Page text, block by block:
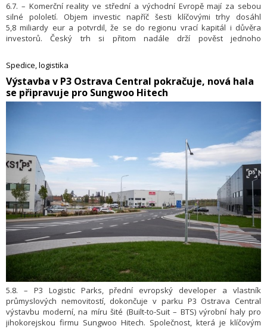
6.7. – Komerční reality ve střední a východní Evropě mají za sebou
silné pololetí. Objem investic napříč šesti klíčovými trhy dosáhl
5,8 miliardy eur a potvrdil, že se do regionu vrací kapitál i důvěra
investorů. Český trh si přitom nadále drží pověst jednoho
potvrzují i jedny z nejnižších výnosů prémiových nemovitostí v regionu.
Český kapitál zároveň stále výrazněji expanduje do zahraničí.
Nejvýrazněji je to vidět v Polsku, kde čeští investoři předstihli svou
aktivitou německý i americký kapitál.
Spedice, logistika
​Výstavba v P3 Ostrava Central pokračuje, nová hala
se připravuje pro Sungwoo Hitech
5.8. – P3 Logistic Parks, přední evropský developer a vlastník
průmyslových nemovitostí, dokončuje v parku P3 Ostrava Central
výstavbu moderní, na míru šité (Built-to-Suit – BTS) výrobní haly pro
jihokorejskou firmu Sungwoo Hitech. Společnost, která je klíčovým